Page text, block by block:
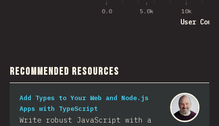
0.0 5.0k 10k
User Count
Recommended Resources
Add Types to Your Web and Node.js
Apps with TypeScript
Write robust JavaScript with a